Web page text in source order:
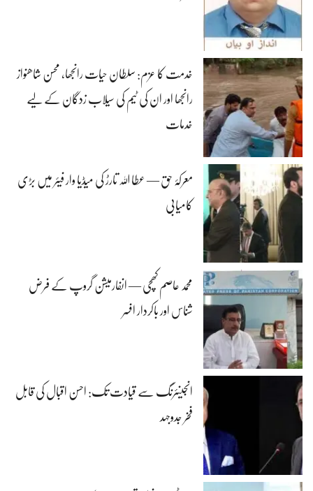
خدمت کا عزم: سلطان حیات رانجھا، محسن شاھنواز
رانجھا اور ان کی ٹیم کی سیلاب زدگان کے لیے
خدمات
معرکۂ حق — عطا اللہ تارڑ کی میڈیا وار فیئر میں بڑی
کامیابی
محمد عاصم کھچی — انفارمیشن گروپ کے فرض
شناس اور باکردار افسر
انجینئرنگ سے قیادت تک: احسن اقبال کی قابل
فخر جدوجہد